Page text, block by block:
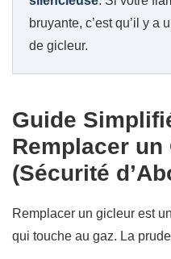
bruyante, c’est qu’il y a
de gicleur.
Guide
Remplacer un
(Sécurité
Remplacer un gicleur est
qui touche au gaz. La